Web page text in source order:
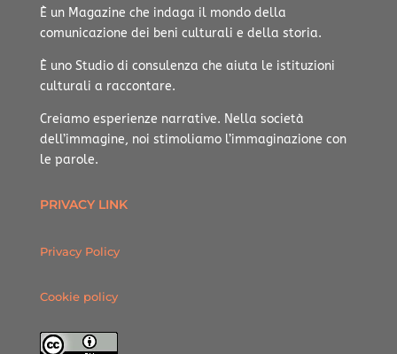
È un Magazine che indaga il mondo della
comunicazione dei beni culturali e della storia.
È uno Studio di consulenza che aiuta le istituzioni
culturali a raccontare.
Creiamo esperienze narrative. Nella società
dell’immagine, noi stimoliamo l’immaginazione con
le parole.
PRIVACY LINK
Privacy Policy
Cookie policy